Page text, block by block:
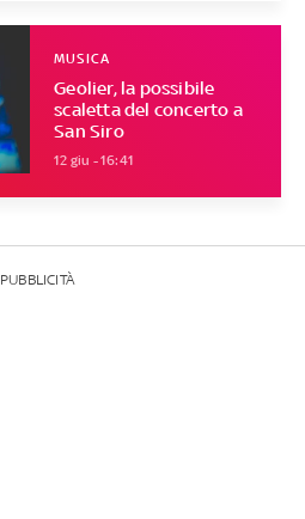
Geolier, la possibile
scaletta del concerto a
San Siro
MUSICA
12 giu - 16:41
PUBBLICITÀ